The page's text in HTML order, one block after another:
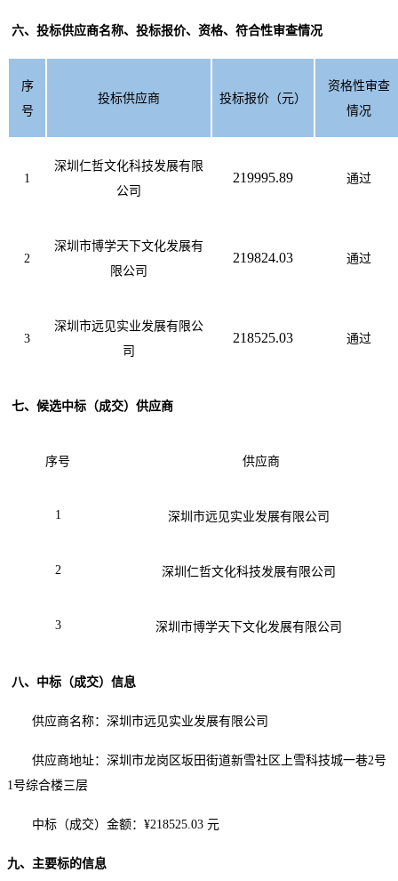
六、投标供应商名称、投标报价、资格、符合性审查情况
序
号
投标供应商 投标报价（元）
资格性审查
情况
1
深圳仁哲文化科技发展有限
公司
219995.89 通过
2
深圳市博学天下文化发展有
限公司
219824.03 通过
3
深圳市远见实业发展有限公
司
218525.03 通过
七、候选中标（成交）供应商
序号 供应商
1 深圳市远见实业发展有限公司
2 深圳仁哲文化科技发展有限公司
3 深圳市博学天下文化发展有限公司
八、中标（成交）信息
供应商名称： 深圳市远见实业发展有限公司
供应商地址：深圳市龙岗区坂田街道新雪社区上雪科技城一巷2号
1号综合楼三层
中标（成交）金额： ¥218525.03 元
九、主要标的信息